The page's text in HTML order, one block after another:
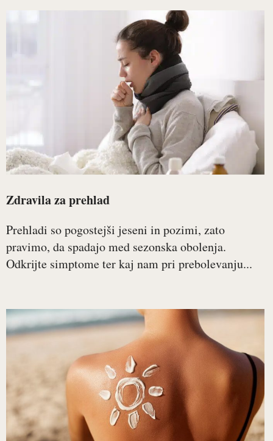
Zdravila za prehlad
Prehladi so pogostejši jeseni in pozimi, zato
pravimo, da spadajo med sezonska obolenja.
Odkrijte simptome ter kaj nam pri prebolevanju...